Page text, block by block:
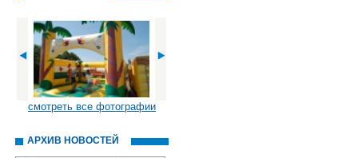
смотреть все фотографии
АРХИВ НОВОСТЕЙ